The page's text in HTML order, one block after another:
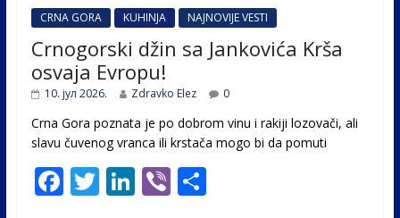
CRNA GORA KUHINJA NAJNOVIJE VESTI
Crnogorski džin sa Jankovića Krša
osvaja Evropu!
10. јул 2026. Zdravko Elez 0
Crna Gora poznata je po dobrom vinu i rakiji lozovači, ali
slavu čuvenog vranca ili krstača mogo bi da pomuti
F T Li Vi S